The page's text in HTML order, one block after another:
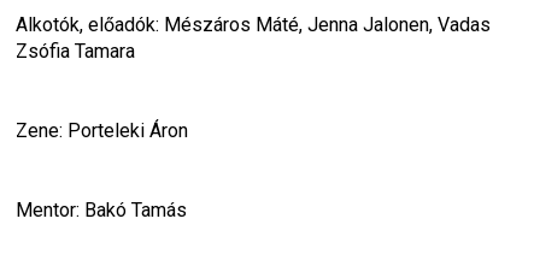
Alkotók, előadók: Mészáros Máté, Jenna Jalonen, Vadas
Zsófia Tamara
Zene: Porteleki Áron
Mentor: Bakó Tamás